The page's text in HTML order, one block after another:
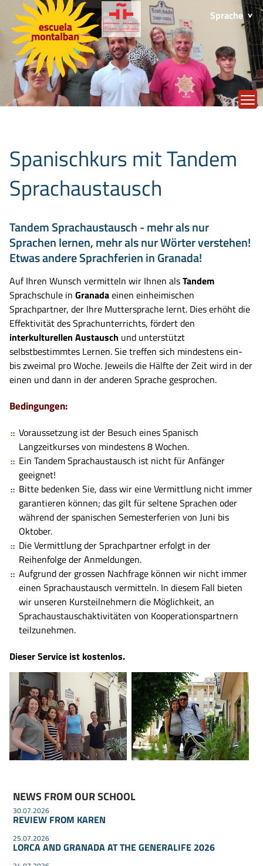
Sprache
Spanischkurs mit Tandem
Sprachaustausch
Tandem Sprachaustausch - mehr als nur
Sprachen lernen, mehr als nur Wörter verstehen!
Etwas andere Sprachferien in Granada!
Auf Ihren Wunsch vermitteln wir Ihnen alsTandem
Sprachschule in Granadaeinen einheimischen
Sprachpartner, der Ihre Muttersprache lernt. Dies erhöht die
Effektivität des Sprachunterrichts, fördert den
interkulturellen Austausch und unterstützt
selbstbestimmtes Lernen. Sie treffen sich mindestens ein-
bis zweimal pro Woche. Jeweils die Hälfte der Zeit wird in der
einen und dann in der anderen Sprache gesprochen.
Bedingungen:
Voraussetzung ist der Besuch eines Spanisch
Langzeitkurses von mindestens 8 Wochen.
Ein Tandem Sprachaustausch ist nicht für Anfänger
geeignet!
Bitte bedenken Sie, dass wir eine Vermittlung nicht immer
garantieren können; das gilt für seltene Sprachen oder
während der spanischen Semesterferien von Juni bis
Oktober.
Die Vermittlung der Sprachpartner erfolgt in der
Reihenfolge der Anmeldungen.
Aufgrund der grossen Nachfrage können wir nicht immer
einen Sprachaustausch vermitteln. In diesem Fall bieten
wir unseren Kursteilnehmern die Möglichkeit, an
Sprachaustauschaktivitäten von Kooperationspartnern
teilzunehmen.
Dieser Service ist kostenlos.
NEWS FROM OUR SCHOOL
30.07.2026
REVIEW FROM KAREN
25.07.2026
LORCA AND GRANADA AT THE GENERALIFE 2026